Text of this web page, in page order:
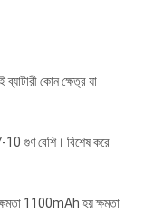
কোন ক্ষেত্র যা
7-10 গুণ বেশি। বিশেষ করে
1100mAh হয় ক্ষমতা